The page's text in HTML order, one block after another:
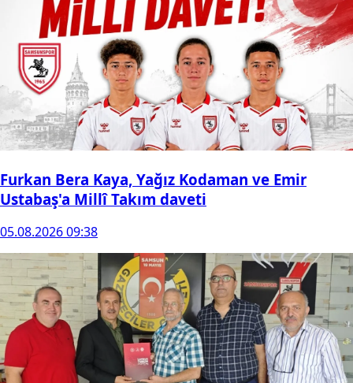
Furkan Bera Kaya, Yağız Kodaman ve Emir
Ustabaş'a Millî Takım daveti
05.08.2026 09:38